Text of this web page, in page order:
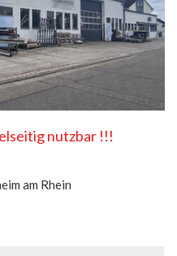
nutzbar !!!
am Rhein